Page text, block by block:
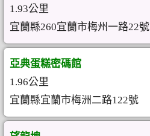
1.93公里
宜蘭縣260宜蘭市梅州一路22號
亞典蛋糕密碼館
1.96公里
宜蘭縣宜蘭市梅洲二路122號